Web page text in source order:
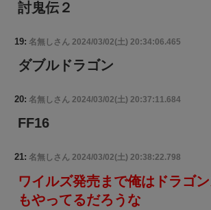
討鬼伝２
19: 名無しさん 2024/03/02(土) 20:34:06.465
ダブルドラゴン
20: 名無しさん 2024/03/02(土) 20:37:11.684
FF16
21: 名無しさん 2024/03/02(土) 20:38:22.798
ワイルズ発売まで俺はドラゴ
もやってるだろうな